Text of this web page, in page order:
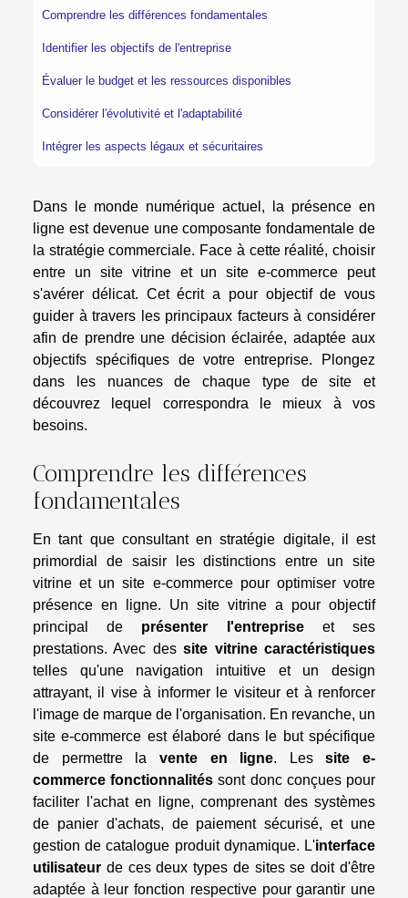
Comprendre les différences fondamentales
Identifier les objectifs de l'entreprise
Évaluer le budget et les ressources disponibles
Considérer l'évolutivité et l'adaptabilité
Intégrer les aspects légaux et sécuritaires
Dans le monde numérique actuel, la présence en
ligne est devenue une composante fondamentale de
la stratégie commerciale. Face à cette réalité, choisir
entre un site vitrine et un site e-commerce peut
s'avérer délicat. Cet écrit a pour objectif de vous
guider à travers les principaux facteurs à considérer
afin de prendre une décision éclairée, adaptée aux
objectifs spécifiques de votre entreprise. Plongez
dans les nuances de chaque type de site et
découvrez lequel correspondra le mieux à vos
besoins.
Comprendre les différences
fondamentales
En tant que consultant en stratégie digitale, il est
primordial de saisir les distinctions entre un site
vitrine et un site e-commerce pour optimiser votre
présence en ligne. Un site vitrine a pour objectif
principal de présenter l'entrepriseet ses
prestations. Avec dessite vitrine caractéristiques
telles qu'une navigation intuitive et un design
attrayant, il vise à informer le visiteur et à renforcer
l'image de marque de l'organisation. En revanche, un
site e-commerce est élaboré dans le but spécifique
de permettre la vente en ligne. Lessite e-
commerce fonctionnalités sont donc conçues pour
faciliter l'achat en ligne, comprenant des systèmes
de panier d'achats, de paiement sécurisé, et une
gestion de catalogue produit dynamique. L'interface
utilisateur de ces deux types de sites se doit d'être
adaptée à leur fonction respective pour garantir une